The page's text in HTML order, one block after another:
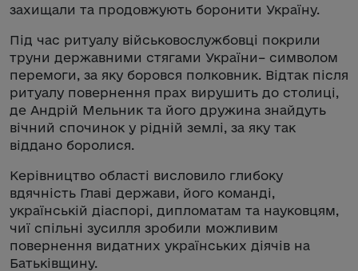
захищали та продовжують боронити Україну.
Під час ритуалу військовослужбовці покрили
труни державними стягами України– символом
перемоги, за яку боровся полковник. Відтак після
ритуалу повернення прах вирушить до столиці,
де Андрій Мельник та його дружина знайдуть
вічний спочинок у рідній землі, за яку так
віддано боролися.
Керівництво області висловило глибоку
вдячність Главі держави, його команді,
українській діаспорі, дипломатам та науковцям,
чиї спільні зусилля зробили можливим
повернення видатних українських діячів на
Батьківщину.